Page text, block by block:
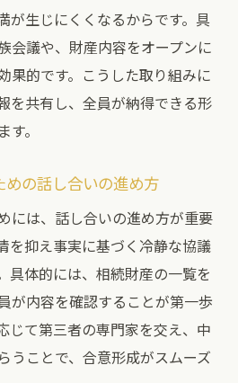
が生じにくくなるからです。具
会議や、財産内容をオープンに
果的です。こうした取り組みに
を共有し、全員が納得できる形
。
の話し合いの進め方
には、話し合いの進め方が重要
を抑え事実に基づく冷静な協議
具体的には、相続財産の一覧を
が内容を確認することが第一歩
じて第三者の専門家を交え、中
うことで、合意形成がスムーズ